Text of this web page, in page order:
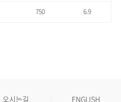
750 6.9
오시는길 ENGLISH